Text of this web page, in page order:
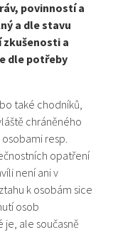
povinností a
a dle stavu
zkušenosti a
dle potřeby
také chodníků,
chráněného
resp.
opatření
není ani v
k osobám sice
osob
je, ale současně